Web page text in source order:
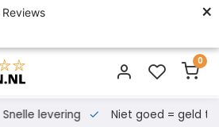
Reviews ×
0
Snelle levering Niet goed = geld